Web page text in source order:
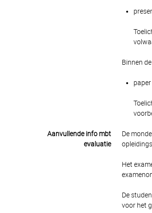
Binnen
Aanvullende info mbt
evaluatie
De
Het
De
voor het